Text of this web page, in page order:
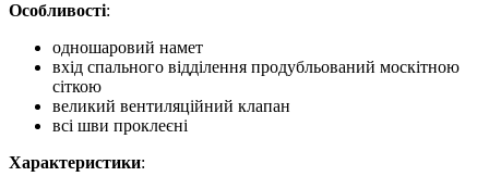
Особливості:
одношаровий намет
вхід спального відділення продубльований москітною
сіткою
великий вентиляційний клапан
всі шви проклеєні
Характеристики: